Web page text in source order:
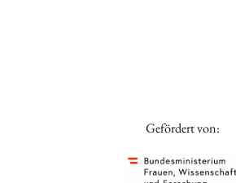
Gefördert von: